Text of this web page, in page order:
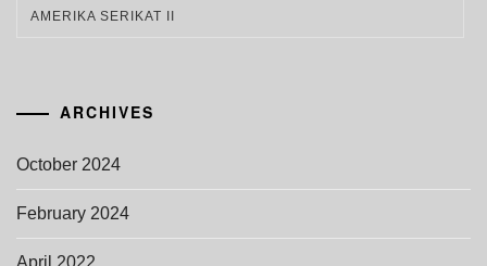
AMERIKA SERIKAT II
ARCHIVES
October 2024
February 2024
April 2022